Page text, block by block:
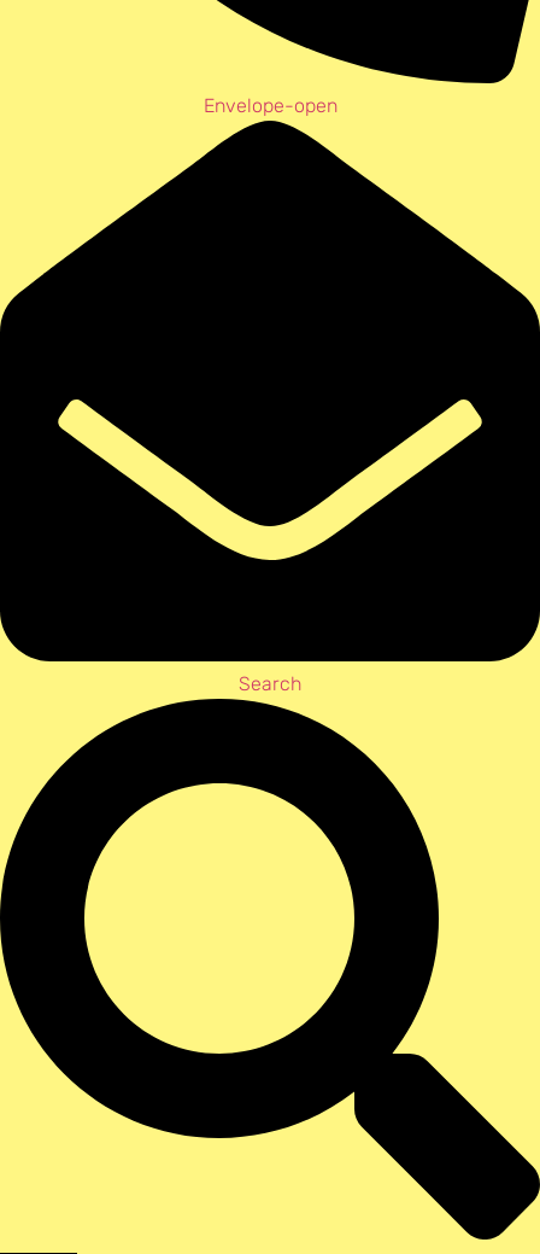
Envelope-open
Search